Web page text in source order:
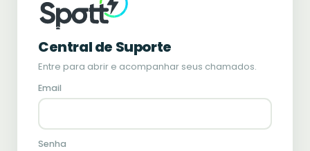
Central de Suporte
Entre para abrir e acompanhar seus chamados.
Email
Senha